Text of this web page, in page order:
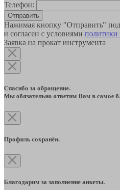
Телефон:
Отправить
Нажимая кнопку "Отправить"
и согласен с условиями политики
Заявка на прокат инструмента
Спасибо за обращение.
Мы обязательно ответим Вам в самое
Профиль сохранён.
Благодарим за заполнение анкеты.